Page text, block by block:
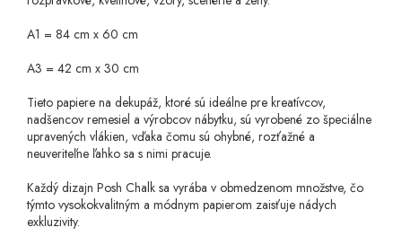
A1 = 84 cm x 60 cm
A3 = 42 cm x 30 cm
Tieto papiere na dekupáž, ktoré sú ideálne pre kreatívcov,
nadšencov remesiel a výrobcov nábytku, sú vyrobené zo špeciálne
upravených vlákien, vďaka čomu sú ohybné, rozťažné a
neuveriteľne ľahko sa s nimi pracuje.
Každý dizajn Posh Chalk sa vyrába v obmedzenom množstve, čo
týmto vysokokvalitným a módnym papierom zaisťuje nádych
exkluzivity.